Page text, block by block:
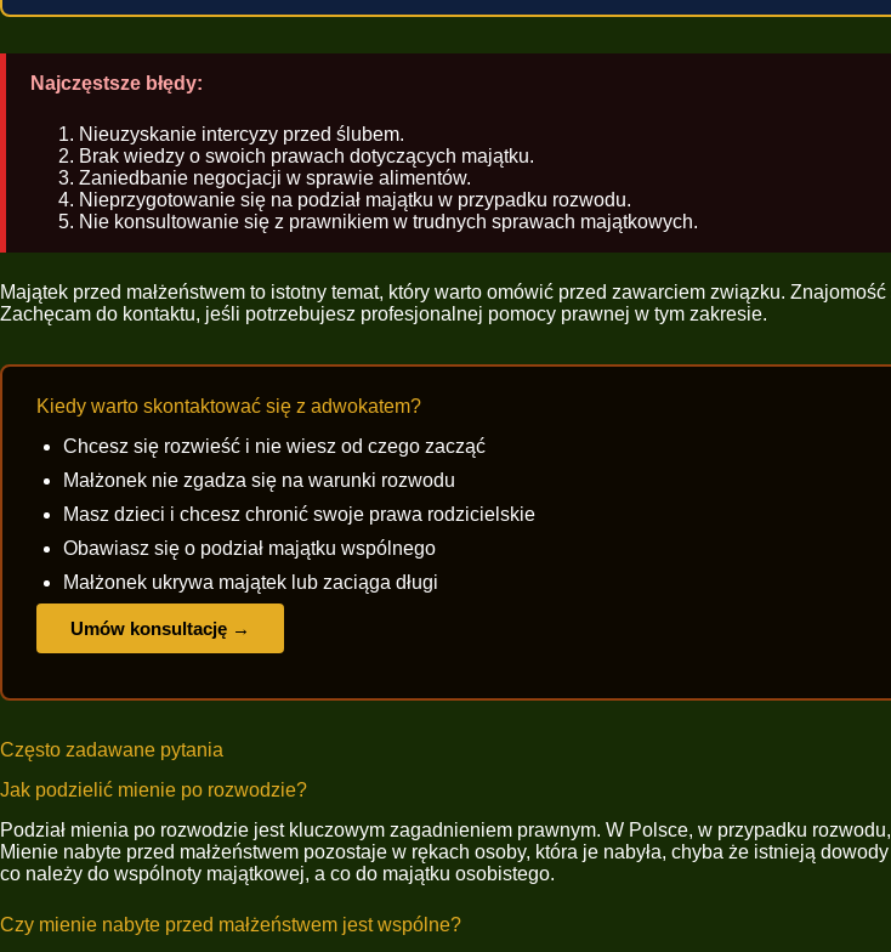
Najczęstsze błędy:
Nieuzyskanie intercyzy przed ślubem.
Brak wiedzy o swoich prawach dotyczących majątku.
Zaniedbanie negocjacji w sprawie alimentów.
Nieprzygotowanie się na podział majątku w przypadku rozwodu.
Nie konsultowanie się z prawnikiem w trudnych sprawach majątkowych.
Majątek przed małżeństwem to istotny temat, który warto omówić przed zawarciem związku.
Zachęcam do kontaktu, jeśli potrzebujesz profesjonalnej pomocy prawnej w tym zakresie.
Kiedy warto skontaktować się z adwokatem?
Chcesz się rozwieść i nie wiesz od czego zacząć
Małżonek nie zgadza się na warunki rozwodu
Masz dzieci i chcesz chronić swoje prawa rodzicielskie
Obawiasz się o podział majątku wspólnego
Małżonek ukrywa majątek lub zaciąga długi
Umów konsultację →
Często zadawane pytania
Jak podzielić mienie po rozwodzie?
Podział mienia po rozwodzie jest kluczowym zagadnieniem prawnym. W Polsce, w przypadku
Mienie nabyte przed małżeństwem pozostaje w rękach osoby, która je nabyła, chyba że istnieją
co należy do wspólnoty majątkowej, a co do majątku osobistego.
Czy mienie nabyte przed małżeństwem jest wspólne?